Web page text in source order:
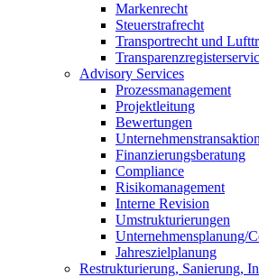
Markenrecht
Steuerstrafrecht
Transportrecht und
Advisory Services
Prozessmanagement
Projektleitung
Bewertungen
Finanzierungsberatung
Compliance
Risikomanagement
Interne Revision
Umstrukturierungen
Unternehmensplanung/
Jahreszielplanung
Restrukturierung, Sanierung,